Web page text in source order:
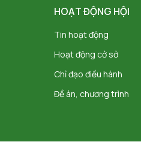
HOẠT ĐỘNG HỘI
Tin hoạt động
Hoạt động cở sở
Chỉ đạo điều hành
Đề án, chương trình